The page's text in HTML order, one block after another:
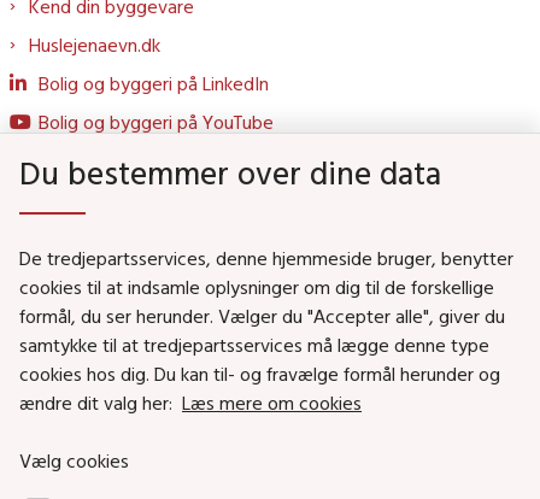
Kend din byggevare
Huslejenaevn.dk
Bolig og byggeri på LinkedIn
Bolig og byggeri på YouTube
Social- og Boligministeriet
Job i Social- og Boligstyrelsen
Puljer og tilskud
Nyhedsbreve
Social- og Boligstyrelsens nyheder som RSS feed
Du bestemmer over dine data
De tredjepartsservices, denne hjemmeside bruger, benytter
cookies til at indsamle oplysninger om dig til de forskellige
formål, du ser herunder. Vælger du "Accepter alle", giver du
samtykke til at tredjepartsservices må lægge denne type
cookies hos dig. Du kan til- og fravælge formål herunder og
ændre dit valg her: Læs mere om cookies
Vælg cookies